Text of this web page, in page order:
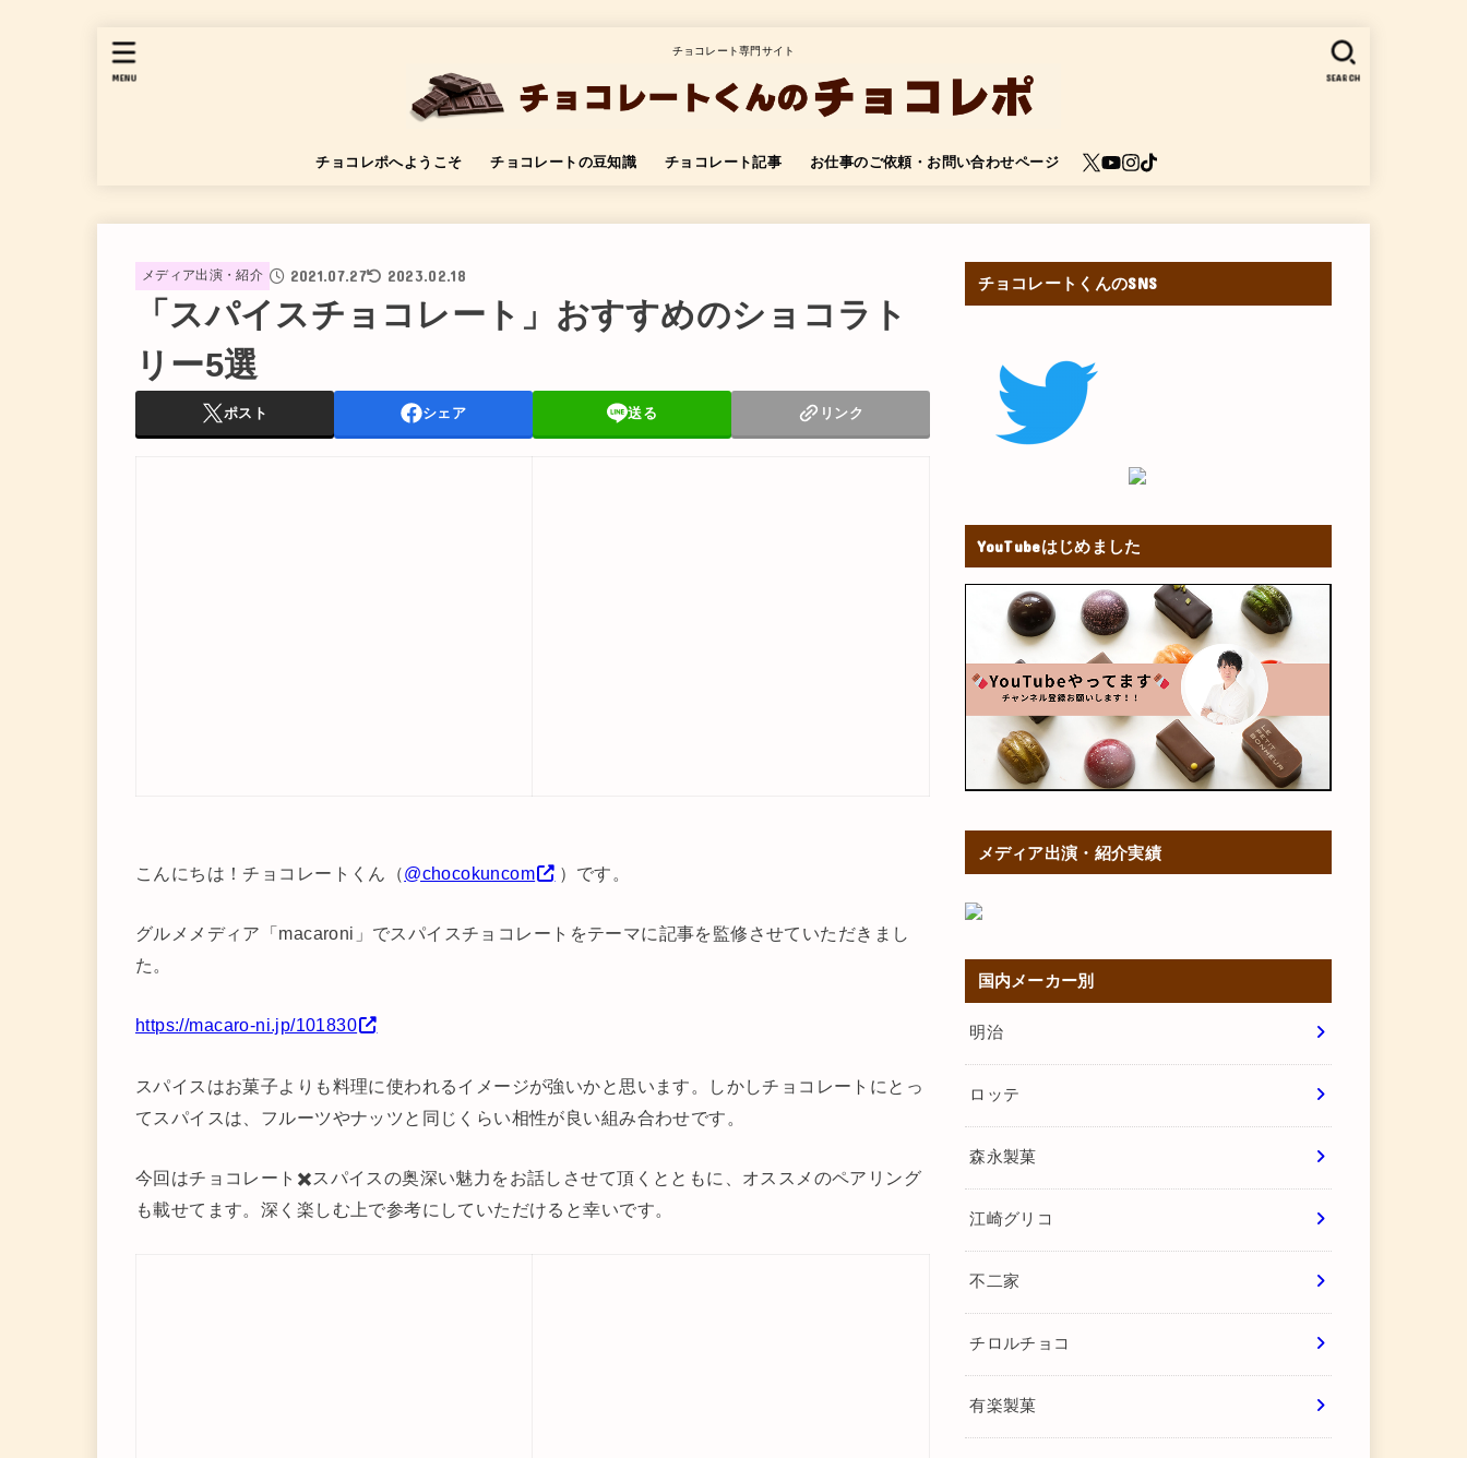
チョコレート専門サイト
チョコレポへようこそ チョコレートの豆知識 チョコレート記事 お仕事のご依頼・お問い合わせページ
SEARCH
MENU
メディア出演・紹介 2021.07.27 2023.02.18
「スパイスチョコレート」おすすめのショコラト
リー5選
ポスト シェア 送る リンク
こんにちは！チョコレートくん（@chocokuncom ）です。
グルメメディア「macaroni」でスパイスチョコレートをテーマに記事を監修させていただきまし
た。
https://macaro-ni.jp/101830
スパイスはお菓子よりも料理に使われるイメージが強いかと思います。しかしチョコレートにとっ
てスパイスは、フルーツやナッツと同じくらい相性が良い組み合わせです。
今回はチョコレート✖️スパイスの奥深い魅力をお話しさせて頂くとともに、オススメのペアリング
も載せてます。深く楽しむ上で参考にしていただけると幸いです。
チョコレートくんのSNS
YouTubeはじめました
メディア出演・紹介実績
国内メーカー別
明治
ロッテ
森永製菓
江崎グリコ
不二家
チロルチョコ
有楽製菓